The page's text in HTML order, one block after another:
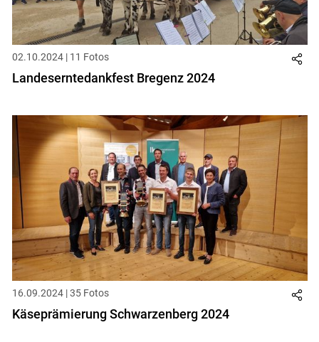
02.10.2024 | 11 Fotos
Landeserntedankfest Bregenz 2024
16.09.2024 | 35 Fotos
Käseprämierung Schwarzenberg 2024